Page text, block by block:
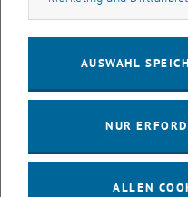
11. Januar 2024
Stellenausschreibung
AUSWAHL
NUR
ALLEN